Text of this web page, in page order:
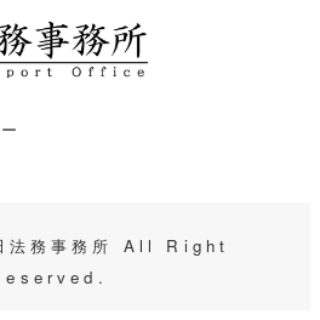
法務事務所 All Right